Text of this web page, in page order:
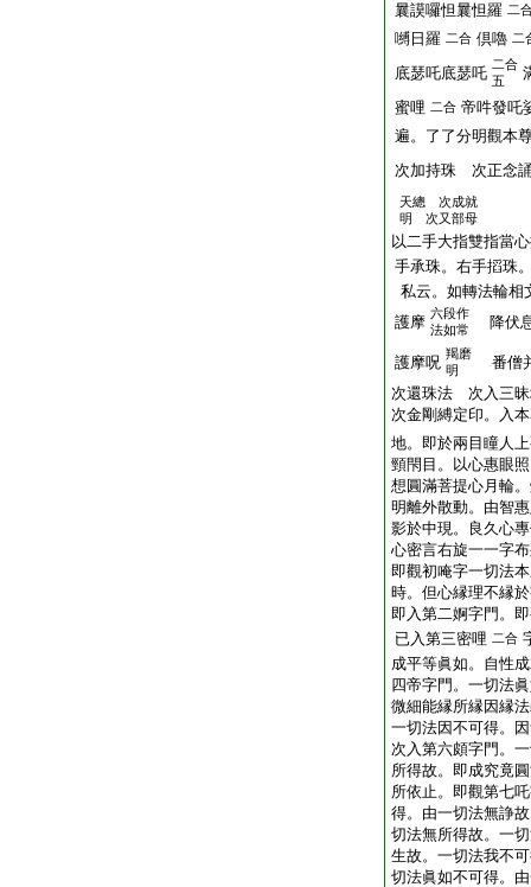
曩謨囉怛曩怛羅 二
嚩日羅 二合 倶嚕 二
底瑟吒底瑟吒 二合
五
蜜哩 二合 帝吽發吒
遍。了了分明觀本
次加持珠 次正念
天總 次成就
明 次又部母
以二手大指雙指當
手承珠。右手搯珠
私云。如轉法輪相
護摩 六段作
法如常
降伏
護摩呪 羯磨
明
番僧
次還珠法 次入三
次金剛縛定印。入
地。即於兩目瞳人
頸閇目。以心惠眼
想圓滿菩提心月輪
明離外散動。由智
影於中現。良久心
心密言右旋一一字
即觀初唵字一切法
時。但心縁理不縁
即入第二婀字門。
已入第三密哩 二合
成平等眞如。自性
四帝字門。一切法
微細能縁所縁因縁
一切法因不可得。
次入第六頗字門。
所得故。即成究竟
所依止。即觀第七
得。由一切法無諍
切法無所得故。一
生故。一切法我不
切法眞如不可得。